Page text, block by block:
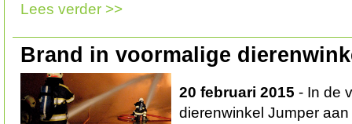
Lees verder >>
Brand in voormalige
20 februari 2015 - In de
dierenwinkel Jumper